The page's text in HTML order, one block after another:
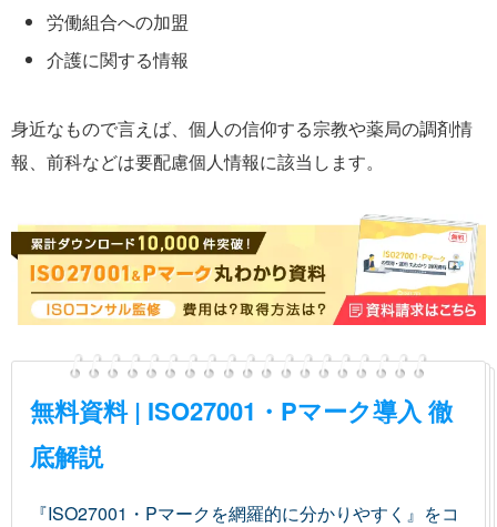
労働組合への加盟
介護に関する情報
身近なもので言えば、個人の信仰する宗教や薬局の調剤情
報、前科などは要配慮個人情報に該当します。
無料資料 | ISO27001・Pマーク導入 徹
底解説
『ISO27001・Pマークを網羅的に分かりやすく』をコ